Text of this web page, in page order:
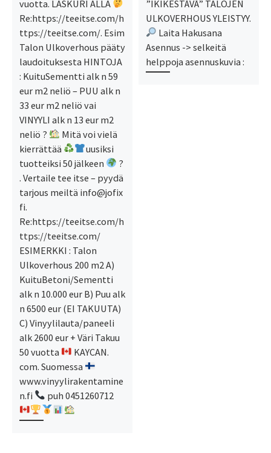
vuotta. LASKURI ALLA
Re:https://teeitse.com/h
ttps://teeitse.com/. Esim
Talon Ulkoverhous pääty
laudoituksesta HINTOJA
: KuituSementti alk n 59
eur m2 neliö – PUU alk n
33 eur m2 neliö vai
VINYYLI alk n 13 eur m2
neliö ?
Mitä voi vielä
kierrättää
uusiksi
tuotteiksi 50 jälkeen
?
. Vertaile tee itse – pyydä
tarjous meiltä info@jofix
fi.
Re:https://teeitse.com/h
ttps://teeitse.com/
ESIMERKKI : Talon
Ulkoverhous 200 m2 A)
KuituBetoni/Sementti
alk n 10.000 eur B) Puu alk
n 6500 eur (EI TAKUUTA)
C) Vinyylilauta/paneeli
alk 2600 eur + Väri Takuu
50 vuotta
KAYCAN.
com. Suomessa
www.vinyylirakentamine
n.fi
puh 0451260712
”IKIKESTÄVÄ” TALOJEN
ULKOVERHOUS YLEISTYY.
Laita Hakusana
Asennus -> selkeitä
helppoja asennuskuvia :